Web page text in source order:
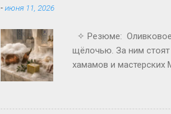
-июня 11, 2026
✧ Резюме: Оливковое
щёлочью. За ним стоят
хамамов и мастерских
его основой самых
что оливковое масло